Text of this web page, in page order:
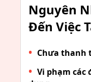
Nguyên
Đến Việc
Chưa thanh
Vi phạm các